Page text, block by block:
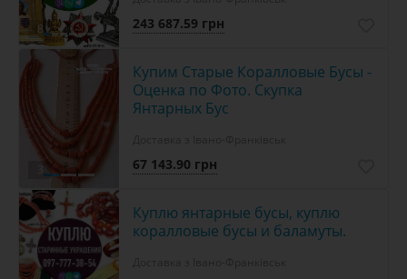
8 243 687.59 грн
Купим Старые Коралловые Бусы -
Оценка по Фото. Cкупка
Янтарных Бус
67 143.90 грн
Куплю янтарные бусы, куплю
коралловые бусы и баламуты.